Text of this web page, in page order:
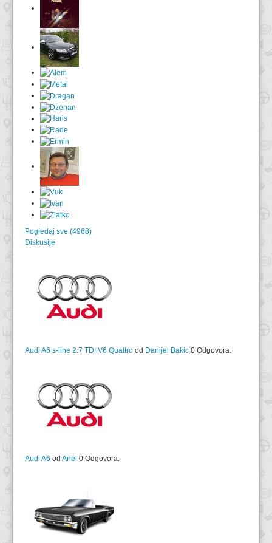
Pogledaj sve (4968)
Diskusije
Audi A6 s-line 2.7 TDI V6 Quattro od Danijel Bakic 0 Odgovora.
Audi A6 od Anel 0 Odgovora.